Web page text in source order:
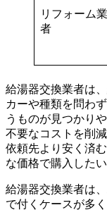
リフォーム業
者
給湯器交換業者は
カーや種類を問わ
うものが見つかり
不要なコストを削
依頼先より安く済
な価格で購入した
給湯器交換業者は
で付くケースが多